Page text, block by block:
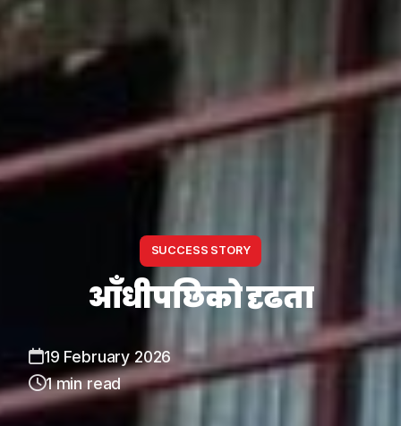
SUCCESS STORY
आँधीपछिको दृढता
19 February 2026
1 min read